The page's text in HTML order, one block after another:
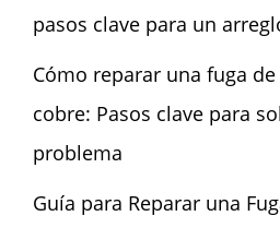
pasos clave para un
Cómo reparar una fuga
cobre: Pasos clave para
problema
Guía para Reparar una